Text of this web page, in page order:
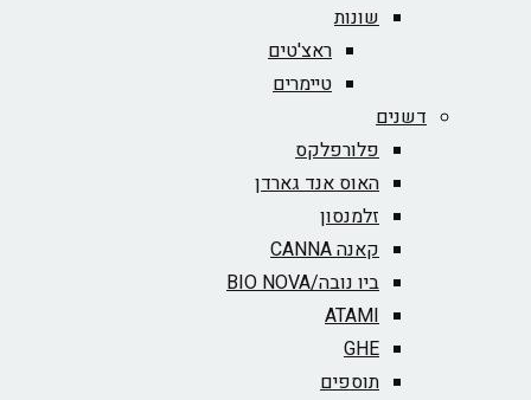
שונות
ראצ'טים
טיימרים
דשנים
פלורפלקס
האוס אנד גארדן
זלמנסון
קאנה CANNA
ביו נובה/BIO NOVA‏
ATAMI
GHE
תוספים